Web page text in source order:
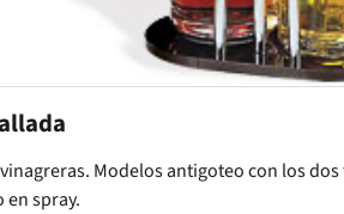
Modelos antigoteo con los
spray.